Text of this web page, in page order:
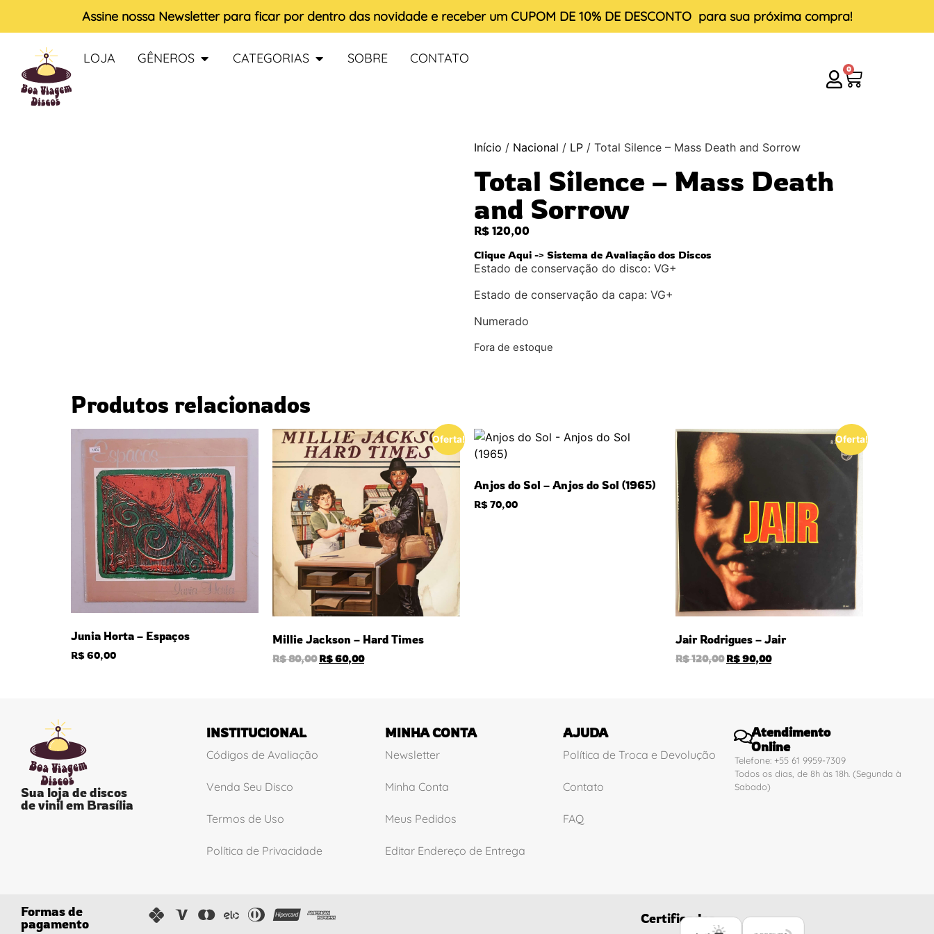
Assine nossa Newsletter para ficar por dentro das novidade e receber um CUPOM DE 10% DE DESCONTO para sua próxima compra!
LOJA GÊNEROS CATEGORIAS SOBRE CONTATO
0
Início / Nacional / LP / Total Silence – Mass Death and Sorrow
Total Silence – Mass Death
and Sorrow
R$ 120,00
Clique Aqui -> Sistema de Avaliação dos Discos
Estado de conservação do disco: VG+
Estado de conservação da capa: VG+
Numerado
Fora de estoque
Produtos relacionados
Junia Horta – Espaços
R$60,00
Oferta!
Millie Jackson – Hard Times
R$80,00R$60,00
Anjos do Sol – Anjos do Sol (1965)
R$70,00
Oferta!
Jair Rodrigues – Jair
R$120,00R$90,00
Sua loja de discos
de vinil em Brasília
INSTITUCIONAL
Códigos de Avaliação
Venda Seu Disco
Termos de Uso
Política de Privacidade
MINHA CONTA
Newsletter
Minha Conta
Meus Pedidos
Editar Endereço de Entrega
AJUDA
Política de Troca e Devolução
Contato
FAQ
Atendimento
Online
Telefone: +55 61 9959-7309
Todos os dias, de 8h às 18h. (Segunda à
Sabado)
Formas de
pagamento
Certificados